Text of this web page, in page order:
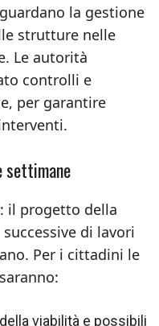
la gestione
strutture nelle
Le autorità
controlli e
per garantire
settimane
il progetto della
di lavori
Per i cittadini le
viabilità e possibili